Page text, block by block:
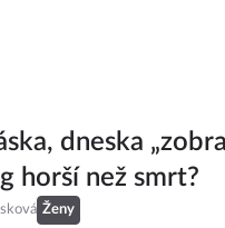
dneska
horší než smrt?
Ženy